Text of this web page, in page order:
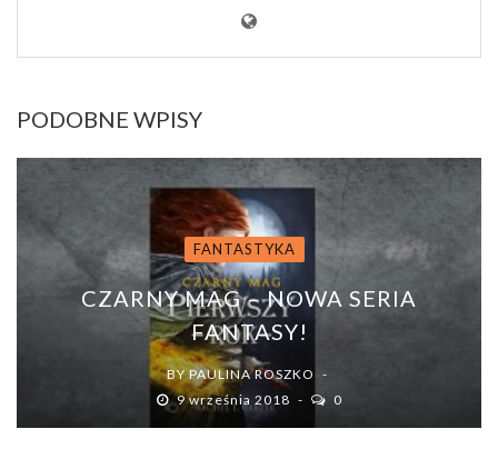
PODOBNE WPISY
FANTASTYKA
CZARNY MAG – NOWA SERIA
FANTASY!
BYPAULINA ROSZKO
9 września 2018
0